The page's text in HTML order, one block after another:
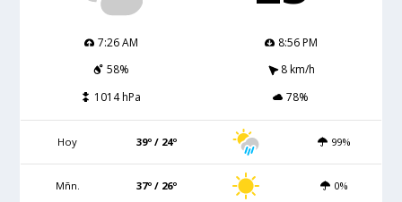
7:26 AM
8:56 PM
58%
8 km/h
1014 hPa
78%
Hoy 39º / 24º 99%
Mñn. 37º / 26º 0%